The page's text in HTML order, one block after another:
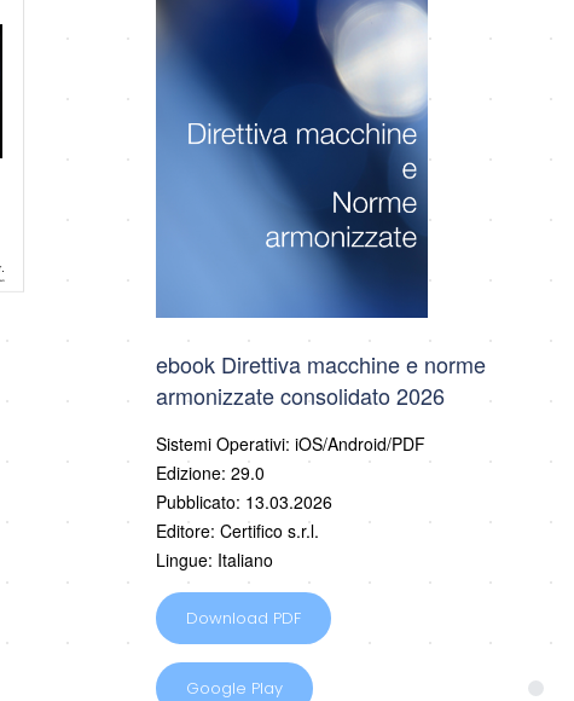
ebook Direttiva macchine e norme
armonizzate consolidato 2026
Sistemi Operativi: iOS/Android/PDF
Edizione: 29.0
Pubblicato: 13.03.2026
Editore: Certifico s.r.l.
Lingue: Italiano
Download PDF
Google Play